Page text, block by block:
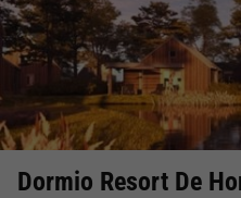
Dormio Resort De